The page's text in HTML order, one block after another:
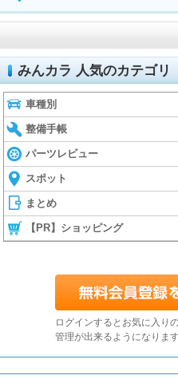
みんカラ 人気のカテゴリ
車種別
整備手帳
パーツレビュー
スポット
まとめ
【PR】ショッピング
ログインするとお気に入り
管理が出来るようになります